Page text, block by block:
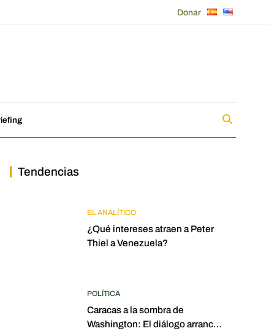
Donar
Tendencias
EL ANALÍTICO
¿Qué intereses atraen a Peter
Thiel a Venezuela?
POLÍTICA
Caracas a la sombra de
Washington: El diálogo arrancó